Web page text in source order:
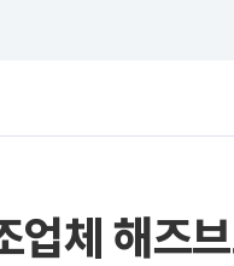
업체 해즈